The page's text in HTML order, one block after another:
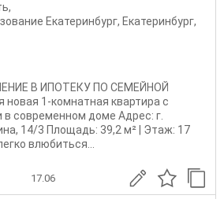
,
Екатеринбург, Екатеринбург,
В ИПОТЕКУ ПО СЕМЕЙНОЙ
новая 1-комнатная квартира с
современном доме Адрес: г.
14/3 Площадь: 39,2 м² | Этаж: 17
влюбиться...
17.06